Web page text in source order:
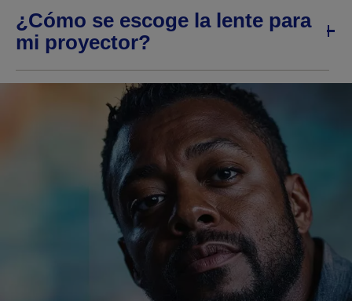
¿Cómo se escoge la lente para
mi proyector?